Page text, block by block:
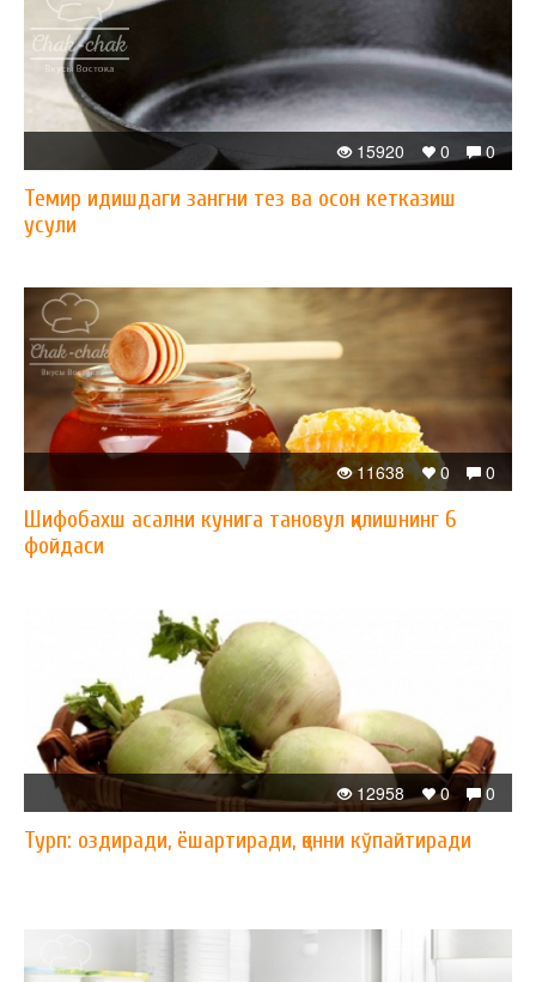
0
0
15920
Темир идишдаги зангни тез ва осон кетказиш
усули
0
0
11638
Шифобахш асални кунига тановул қилишнинг 6
фойдаси
0
0
12958
Турп: оздиради, ёшартиради, қонни кўпайтиради